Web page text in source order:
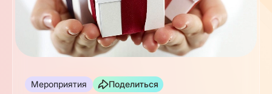
Мероприятия Поделиться